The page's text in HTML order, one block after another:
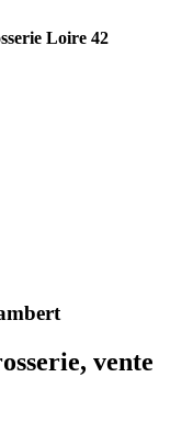
Loire 42
vente